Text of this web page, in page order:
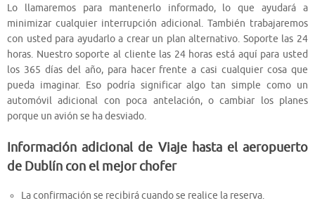
Lo llamaremos para mantenerlo informado, lo que ayudará a
minimizar cualquier interrupción adicional. También trabajaremos
con usted para ayudarlo a crear un plan alternativo. Soporte las 24
horas. Nuestro soporte al cliente las 24 horas está aquí para usted
los 365 días del año, para hacer frente a casi cualquier cosa que
pueda imaginar. Eso podría significar algo tan simple como un
automóvil adicional con poca antelación, o cambiar los planes
porque un avión se ha desviado.
Información adicional de Viaje hasta el aeropuerto
de Dublín con el mejor chofer
La confirmación se recibirá cuando se realice la reserva.